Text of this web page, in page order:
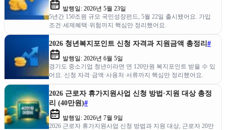
발행일: 2026년 5월 23일
5년간 150조원 규모 국민성장펀드, 5월 22일 출시됐어요. 가입
조건·세제혜택·위험까지 핵심만 정리했어요.
2026 청년복지포인트 신청 자격과 지원금액 총정리 #
발행일: 2026년 6월 5일
경기도 중소기업 청년이라면 연 120만원 복지포인트 받을 수 있
어요. 신청 자격·금액·사용처·서류까지 핵심만 정리했어요.
2026 근로자 휴가지원사업 신청 방법·지원 대상 총정
리 (40만원)#
발행일: 2026년 7월 9일
2026 근로자 휴가지원사업 신청 방법과 지원 대상, 근로자 20만